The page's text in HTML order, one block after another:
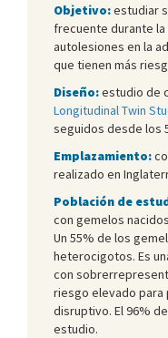
Objetivo:estudiar
frecuente durante
autolesiones en la
que tienen más
Diseño:estudio de
Longitudinal Twin
seguidos desde los
Emplazamiento:
realizado en
Población de
con gemelos
Un 55% de los
heterocigotos. Es
con
riesgo elevado
disruptivo. El 96%
estudio.